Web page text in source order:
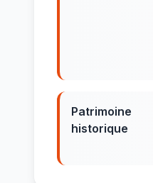
Patrimoine
historique